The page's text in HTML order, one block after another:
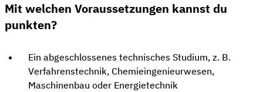
Mit welchen Voraussetzungen kannst du
punkten?
Ein abgeschlossenes technisches Studium, z. B.
Verfahrenstechnik, Chemieingenieurwesen,
Maschinenbau oder Energietechnik